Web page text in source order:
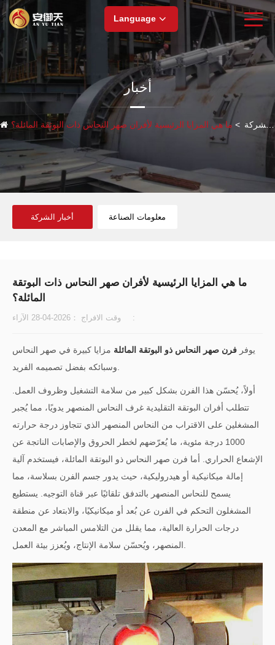
Language
أخبار
أخبار الشركة > ما هي المزايا الرئيسية لأفران صهر النحاس ذات البوتقة المائلة؟
أخبار الشركة معلومات الصناعة
ما هي المزايا الرئيسية لأفران صهر النحاس ذات البوتقة
المائلة؟
وقت الافراج ：2026-04-28 الآراء :
يوفر فرن صهر النحاس ذو البوتقة المائلة مزايا كبيرة في صهر النحاس
أولاً، يُحسّن هذا الفرن بشكل كبير من سلامة التشغيل وظروف العمل.
تتطلب أفران البوتقة التقليدية غرف النحاس المنصهر يدويًا، مما يُجبر
المشغلين على الاقتراب من النحاس المنصهر الذي تتجاوز درجة حرارته
1000 درجة مئوية، ما يُعرّضهم لخطر الحروق والإصابات الناتجة عن
الإشعاع الحراري. أما فرن صهر النحاس ذو البوتقة المائلة، فيستخدم آلية
إمالة ميكانيكية أو هيدروليكية، حيث يدور جسم الفرن بسلاسة، مما
يسمح للنحاس المنصهر بالتدفق تلقائيًا عبر قناة التوجيه. يستطيع
المشغلون التحكم في الفرن عن بُعد أو ميكانيكيًا، والابتعاد عن منطقة
درجات الحرارة العالية، مما يقلل من التلامس المباشر مع المعدن